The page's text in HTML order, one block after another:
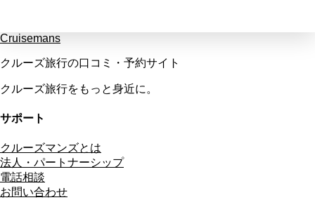
Cruisemans
クルーズ旅行の口コミ・予約サイト
クルーズ旅行をもっと身近に。
サポート
クルーズマンズとは
法人・パートナーシップ
電話相談
お問い合わせ